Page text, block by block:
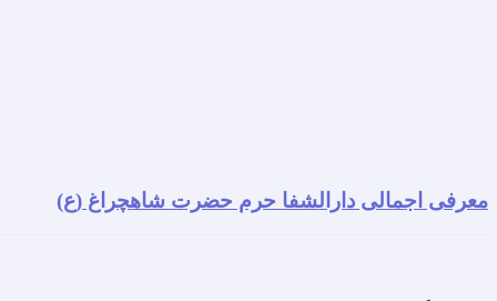
معرفی اجمالی دارالشفا حرم حضرت شاهچراغ (ع)